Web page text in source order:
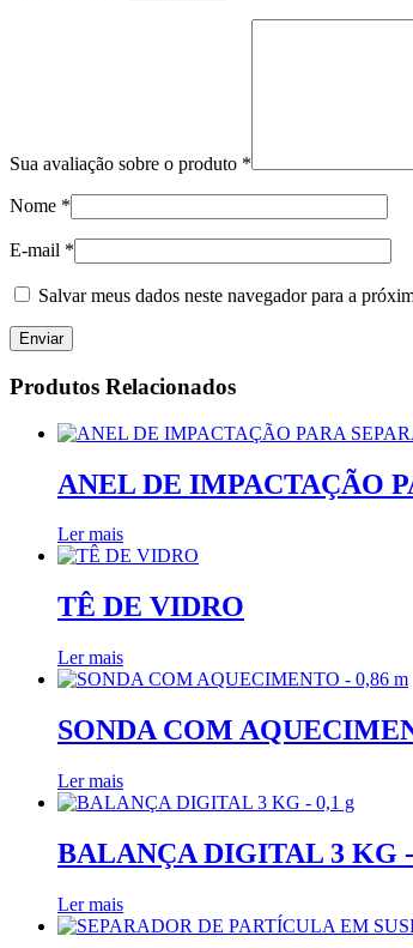
Sua avaliação sobre o produto *
Nome *
E-mail *
Salvar meus dados neste navegador para a
Produtos Relacionados
ANEL DE IMPACTAÇÃO
Ler mais
TÊ DE VIDRO
Ler mais
SONDA COM
Ler mais
BALANÇA DIGITAL 3 KG
Ler mais